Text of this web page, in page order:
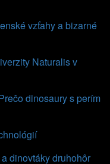
vzťahy a bizarné
Naturalis v
dinosaury s perím
dinovtáky druhohôr